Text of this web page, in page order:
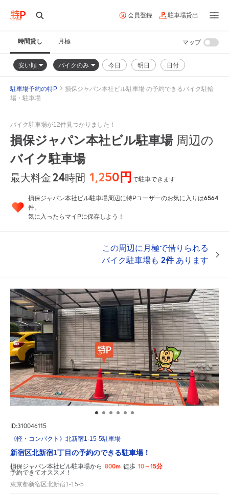
会員登録 駐車場貸出
時間貸し 月極
安い順 バイクのみ 今日 明日 日付
マップ
駐車場予約の特P
損保ジャパン本社ビル駐車場 の予約できるバイク駐輪
場・駐車場
バイク駐車場が12件見つかりました！
損保ジャパン本社ビル駐車場周辺の
バイク駐車場
最大料金24時間 1,250円で駐車できます
損保ジャパン本社ビル駐車場周辺に特Pユーザーのお気に入りは6564
件。
気に入ったらマイPに保存しよう！
この周辺に月極で借りられる
バイク駐車場も 2件あります
ID:310046115
《軽・コンパクト》北新宿1-15-5駐車場
新宿区北新宿1丁目の予約のできる駐車場！
損保ジャパン本社ビル駐車場から 800m 徒歩 10～15分
予約できてオススメ！
東京都新宿区北新宿1-15-5